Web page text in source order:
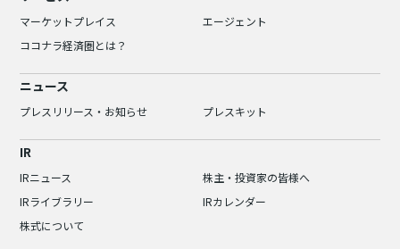
マーケットプレイス
エージェント
ココナラ経済圏とは？
ニュース
プレスリリース・お知らせ プレスキット
IR
IRニュース
株主・投資家の皆様へ
IRライブラリー
IRカレンダー
株式について